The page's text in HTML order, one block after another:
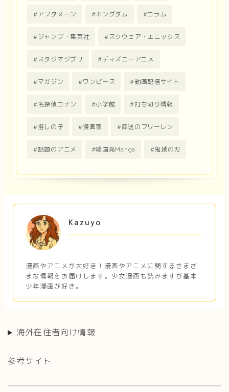
アフタヌーン キングダム コラム
ジャンプ・集英社 スクウェア・エニックス
スタジオジブリ ディズニーアニメ
マガジン ワンピース 動画配信サイト
名探偵コナン 小学館 打ち切り情報
推しの子 漫画家 葬送のフリーレン
話題のアニメ 韓国発Manga 鬼滅の刃
Kazuyo
漫画やアニメが大好き！漫画やアニメに関するさまざ
まな情報をお届けします。少女漫画も読みますが基本
少年漫画が好き。
海外在住者向け情報
参考サイト